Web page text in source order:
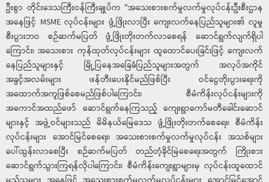
ဦးစွာ တိုင်းဒေသကြီးဝန်ကြီးချုပ်က "အသေးစားစက်မှုလက်မှုလုပ်ငန်းဦးစီးဌာန
အနေဖြင့် MSME လုပ်ငန်းများ ဖွံ့ဖြိုးလာပြီး ကျေးလက်နေပြည်သူများ၏ လူမှု
စီးပွားဘဝ စဉ်ဆက်မပြတ် ဖွံ့ဖြိုးတိုးတက်လာစေရန် ဆောင်ရွက်လျက်ရှိပါ
ကြောင်း၊ အသေးစား ကုန်ထုတ်လုပ်ငန်းများ ထူထောင်ပေးခြင်းဖြင့် ကျေးလက်
နေပြည်သူများနှင့် မြို့ပြနေအခြေခံပြည်သူများအတွက် အလုပ်အကိုင်
အခွင့်အလမ်းများ ဖန်တီးပေးနိုင်မည်ဖြစ်ပြီး ဝင်ငွေတိုးပွားရေးကို
အထောက်အကူဖြစ်စေမည်ဖြစ်ပါကြောင်း၊ စီမံကိန်းလုပ်ငန်းများကို
အကောင်အထည်ဖော် ဆောင်ရွက်နေကြသည့် ကျေးရွာကော်မတီခေါင်းဆောင်
များနှင့် အဖွဲ့ဝင်များသည် မိမိနယ်မြေဒေသ ဖွံ့ဖြိုးတိုးတက်စေရေး၊ စီမံကိန်း
လုပ်ငန်းများ အောင်မြင်စေရေး၊ အသေးစားစက်မှုလက်မှုလုပ်ငန်း အသစ်များ
ပေါ်ထွန်းလာစေပြီး စဉ်ဆက်မပြတ် တည်တံ့ခိုင်မြဲစေရေးအတွက် ကြိုးစား
ဆောင်ရွက်သွားကြရန်လိုပါကြောင်း၊ စီမံကိန်းကျေးရွာများမှ လုပ်ငန်းထူထောင်